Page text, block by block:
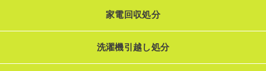
家電回収処分
洗濯機引越し処分